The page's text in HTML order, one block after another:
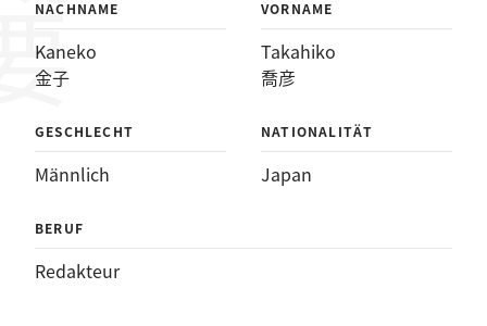
NACHNAME
Kaneko
金子
VORNAME
Takahiko
喬彦
GESCHLECHT
Männlich
NATIONALITÄT
Japan
BERUF
Redakteur